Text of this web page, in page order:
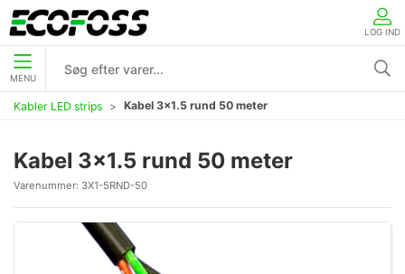
LOG IND
MENU
Kabler LED strips Kabel 3x1.5 rund 50 meter
Kabel 3x1.5 rund 50 meter
Varenummer: 3X1-5RND-50